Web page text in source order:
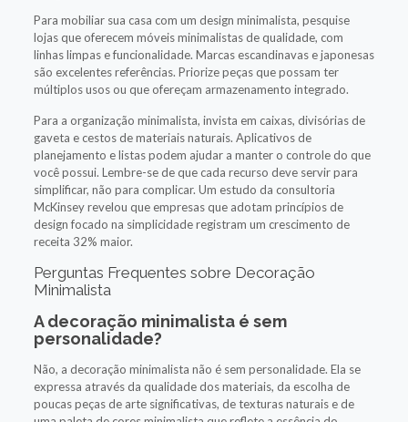
Para mobiliar sua casa com um design minimalista, pesquise
lojas que oferecem móveis minimalistas de qualidade, com
linhas limpas e funcionalidade. Marcas escandinavas e japonesas
são excelentes referências. Priorize peças que possam ter
múltiplos usos ou que ofereçam armazenamento integrado.
Para a organização minimalista, invista em caixas, divisórias de
gaveta e cestos de materiais naturais. Aplicativos de
planejamento e listas podem ajudar a manter o controle do que
você possui. Lembre-se de que cada recurso deve servir para
simplificar, não para complicar. Um estudo da consultoria
McKinsey revelou que empresas que adotam princípios de
design focado na simplicidade registram um crescimento de
receita 32% maior.
Perguntas Frequentes sobre Decoração
Minimalista
A decoração minimalista é sem
personalidade?
Não, a decoração minimalista não é sem personalidade. Ela se
expressa através da qualidade dos materiais, da escolha de
poucas peças de arte significativas, de texturas naturais e de